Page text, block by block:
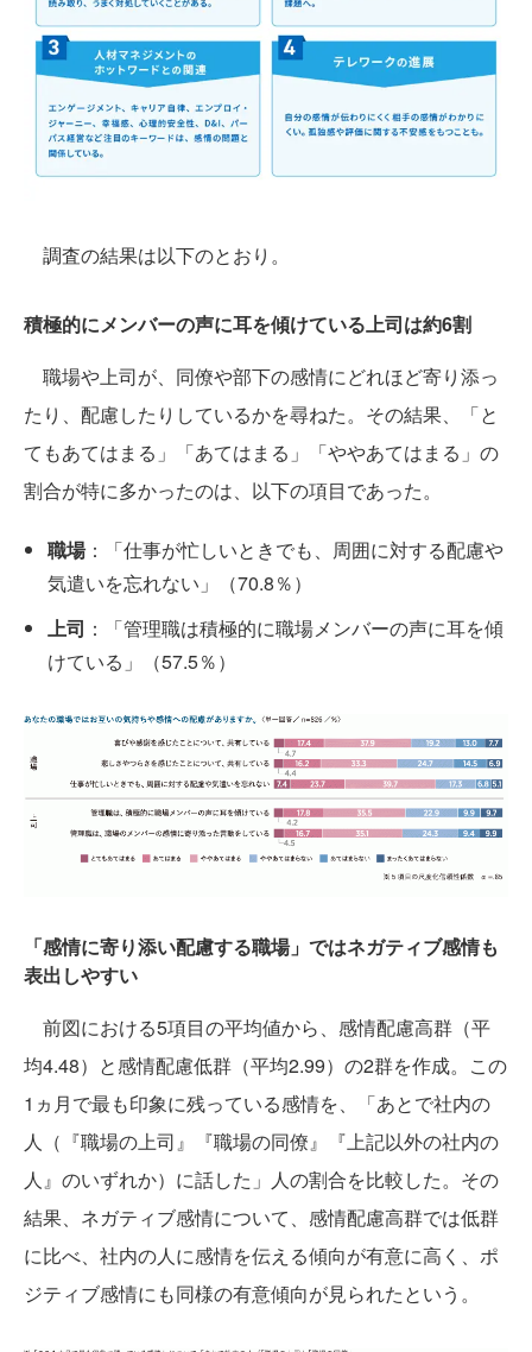
調査の結果は以下のとおり。
積極的にメンバーの声に耳を傾けている上司は約6割
職場や上司が、同僚や部下の感情にどれほど寄り添っ
たり、配慮したりしているかを尋ねた。その結果、「と
てもあてはまる」「あてはまる」「ややあてはまる」の
割合が特に多かったのは、以下の項目であった。
職場：「仕事が忙しいときでも、周囲に対する配慮や
気遣いを忘れない」（70.8％）
上司 ：「管理職は積極的に職場メンバーの声に耳を傾
けている」（57.5％）
「感情に寄り添い配慮する職場」ではネガティブ感情も
表出しやすい
前図における5項目の平均値から、感情配慮高群（平
均4.48）と感情配慮低群（平均2.99）の2群を作成。この
1ヵ月で最も印象に残っている感情を、「あとで社内の
人（『職場の上司』『職場の同僚』『上記以外の社内の
人』のいずれか）に話した」人の割合を比較した。その
結果、ネガティブ感情について、感情配慮高群では低群
に比べ、社内の人に感情を伝える傾向が有意に高く、ポ
ジティブ感情にも同様の有意傾向が見られたという。